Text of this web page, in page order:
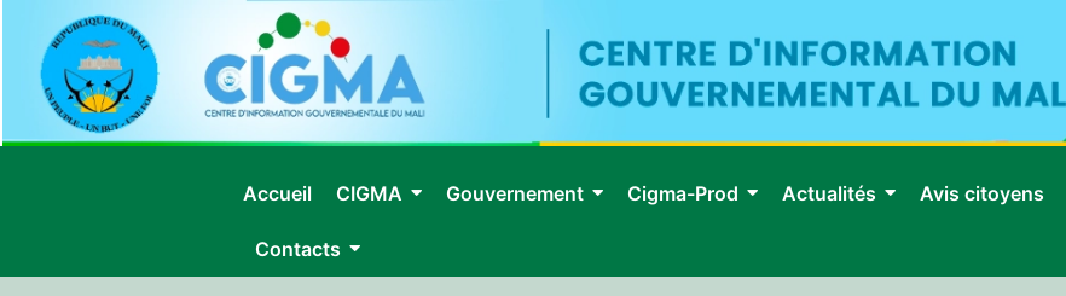
Accueil CIGMA Gouvernement Cigma-Prod Actualités Avis citoyens
Contacts